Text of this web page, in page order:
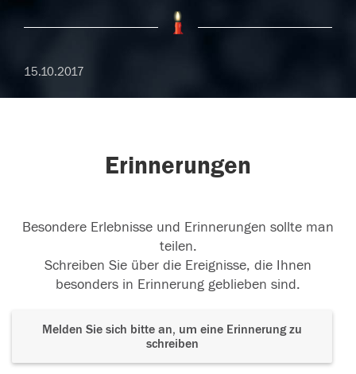
15.10.2017
Erinnerungen
Besondere Erlebnisse und Erinnerungen sollte man
teilen.
Schreiben Sie über die Ereignisse, die Ihnen
besonders in Erinnerung geblieben sind.
Melden Sie sich bitte an, um eine Erinnerung zu
schreiben